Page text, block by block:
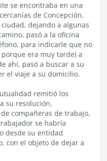
se encontraba en una
de Concepción,
dejando a algunas
pasó a la oficina
para indicarle que no
era muy tarde) a
ahí, pasó a buscar a su
el viaje a su domicilio.
remitió los
su resolución,
compañeras de trabajo,
se habría
desde su entidad
con el objeto de dejar a